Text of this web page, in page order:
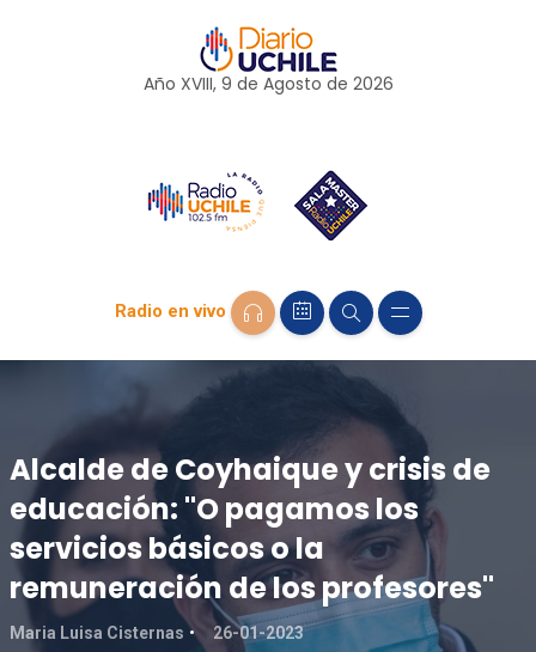
Año XVIII, 9 de Agosto de 2026
Radio en vivo
Alcalde de Coyhaique y crisis de
educación: "O pagamos los
servicios básicos o la
remuneración de los profesores"
Maria Luisa Cisternas 26-01-2023